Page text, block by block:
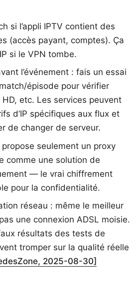
si l’appli IPTV contient des
(accès payant, comptes). Ça
si le VPN tombe.
l’événement : fais un essai
épisode pour vérifier
etc. Les services peuvent
d’IP spécifiques aux flux et
de changer de serveur.
propose seulement un proxy
comme une solution de
— le vrai chiffrement
pour la confidentialité.
réseau : même le meilleur
une connexion ADSL moisie.
résultats des tests de
tromper sur la qualité réelle
2025-08-30]